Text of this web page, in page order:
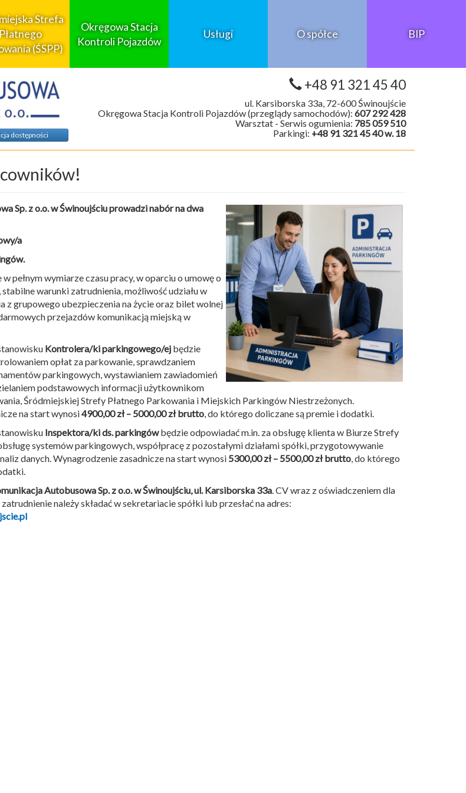
Strefa
Płatnego
(ŚSPP)
Okręgowa Stacja
Kontroli Pojazdów
Usługi O spółce BIP
dostępności
+48 91 321 45 40
ul. Karsiborska 33a, 72-600 Świnoujście
Okręgowa Stacja Kontroli Pojazdów (przeglądy samochodów): 607 292 428
Warsztat - Serwis ogumienia: 785 059 510
Parkingi: +48 91 321 45 40 w. 18
Sp. z o.o. w Świnoujściu prowadzi nabór na dwa
a
pełnym wymiarze czasu pracy, w oparciu o umowę o
warunki zatrudnienia, możliwość udziału w
z grupowego ubezpieczenia na życie oraz bilet wolnej
przejazdów komunikacją miejską w
Kontrolera/ki parkingowego/ejbędzie
opłat za parkowanie, sprawdzaniem
parkingowych, wystawianiem zawiadomień
podstawowych informacji użytkownikom
Śródmiejskiej Strefy Płatnego Parkowania i Miejskich Parkingów Niestrzeżonych.
na start wynosi4900,00 zł – 5000,00 zł brutto, do którego doliczane są premie i dodatki.
Inspektora/ki ds. parkingówbędzie odpowiadać m.in. za obsługę klienta w Biurze Strefy
systemów parkingowych, współpracę z pozostałymi działami spółki, przygotowywanie
danych. Wynagrodzenie zasadnicze na start wynosi 5300,00 zł – 5500,00 zł brutto, do którego
Autobusowa Sp. z o.o. w Świnoujściu, ul. Karsiborska 33a. CV wraz z oświadczeniem dla
należy składać w sekretariacie spółki lub przesłać na adres: